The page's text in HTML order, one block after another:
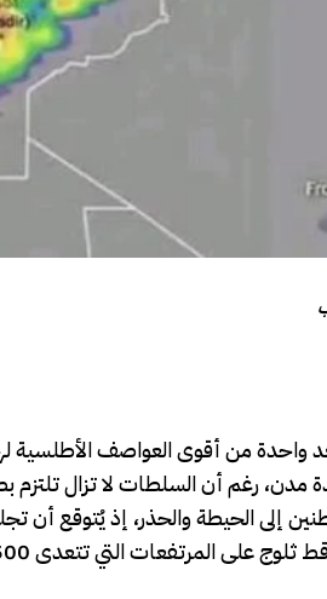
تُعد واحدة من أقوى العواصف
رغم أن السلطات لا تزال تلتزم